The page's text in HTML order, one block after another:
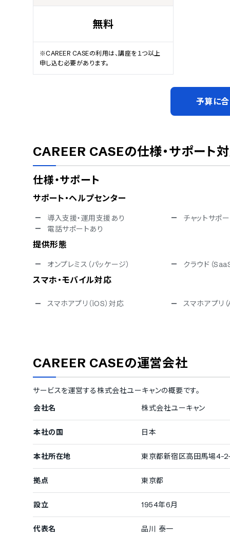
無料
※CAREER CASEの利用は、講座を１つ以上
申し込む必要があります。
予算に
CAREER CASEの仕様・サポート
仕様・サポート
サポート・ヘルプセンター
導入支援・運用支援あり チャットサポ
電話サポートあり
提供形態
オンプレミス（パッケージ） クラウド（SaaS
スマホ・モバイル対応
スマホアプリ（iOS）対応 スマホアプリ
シングルサインオン
対応言語
フィンランド語
フランス語
イタリア語
韓国語
ポルトガル語
タイ語
インドネシア
チェコ語
ポーランド語
CAREER CASEの運営会社
サービスを運営する株式会社ユーキャンの概要です。
会社名
株式会社ユーキャン
本社の国 日本
本社所在地 東京都新宿区高田馬場4-
拠点 東京都
設立 1954年6月
代表名 品川 泰一